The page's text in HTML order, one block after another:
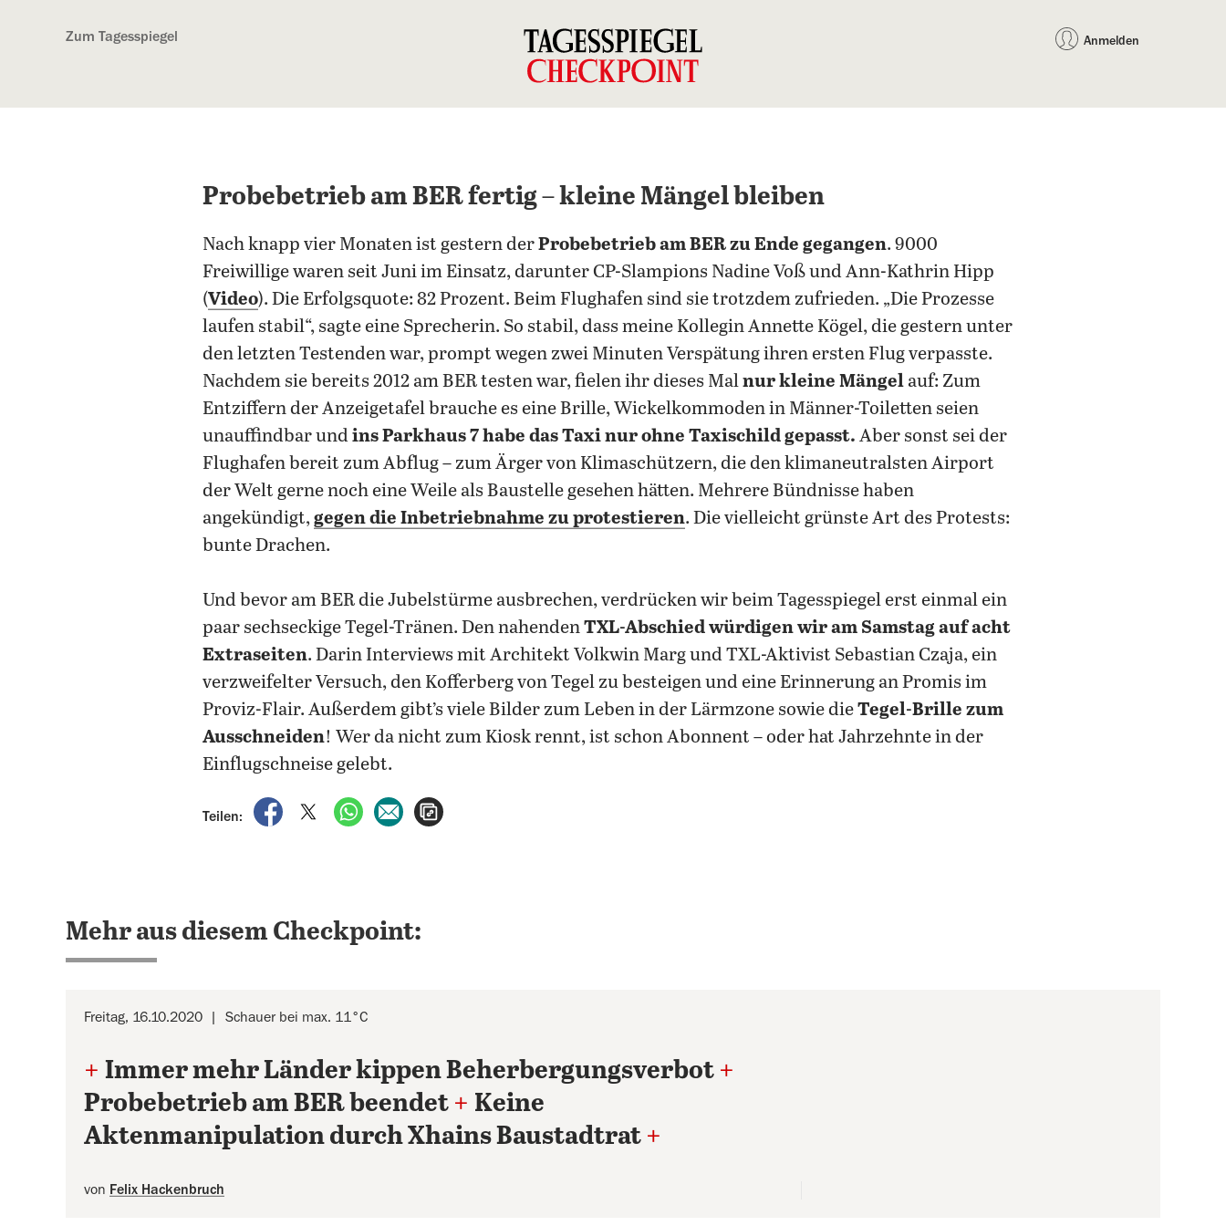
Zum Tagesspiegel Anmelden
Probebetrieb am BER fertig – kleine Mängel bleiben
Nach knapp vier Monaten ist gestern derProbebetrieb am BER zu Ende gegangen. 9000
Freiwillige waren seit Juni im Einsatz, darunter CP-Slampions Nadine Voß und Ann-Kathrin Hipp
(Video). Die Erfolgsquote: 82 Prozent. Beim Flughafen sind sie trotzdem zufrieden. „Die Prozesse
laufen stabil“, sagte eine Sprecherin. So stabil, dass meine Kollegin Annette Kögel, die gestern unter
den letzten Testenden war, prompt wegen zwei Minuten Verspätung ihren ersten Flug verpasste.
Nachdem sie bereits 2012 am BER testen war, fielen ihr dieses Malnur kleine Mängel auf: Zum
Entziffern der Anzeigetafel brauche es eine Brille, Wickelkommoden in Männer-Toiletten seien
unauffindbar undins Parkhaus 7 habe das Taxi nur ohne Taxischild gepasst. Aber sonst sei der
Flughafen bereit zum Abflug – zum Ärger von Klimaschützern, die den klimaneutralsten Airport
der Welt gerne noch eine Weile als Baustelle gesehen hätten. Mehrere Bündnisse haben
angekündigt,gegen die Inbetriebnahme zu protestieren. Die vielleicht grünste Art des Protests:
bunte Drachen.
Und bevor am BER die Jubelstürme ausbrechen, verdrücken wir beim Tagesspiegel erst einmal ein
paar sechseckige Tegel-Tränen. Den nahendenTXL-Abschied würdigen wir am Samstag auf acht
Extraseiten. Darin Interviews mit Architekt Volkwin Marg und TXL-Aktivist Sebastian Czaja, ein
verzweifelter Versuch, den Kofferberg von Tegel zu besteigen und eine Erinnerung an Promis im
Proviz-Flair. Außerdem gibt’s viele Bilder zum Leben in der Lärmzone sowie dieTegel-Brille zum
Ausschneiden! Wer da nicht zum Kiosk rennt, ist schon Abonnent – oder hat Jahrzehnte in der
Einflugschneise gelebt.
Teilen:
auf Facebook teilen
auf X teilenper WhatsApp teilen
per E-Mail teilen
Mehr aus diesem Checkpoint:
Freitag, 16.10.2020 Schauer bei max. 11°C
+ Immer mehr Länder kippen Beherbergungsverbot +
Probebetrieb am BER beendet + Keine
Aktenmanipulation durch Xhains Baustadtrat +
von Felix Hackenbruch